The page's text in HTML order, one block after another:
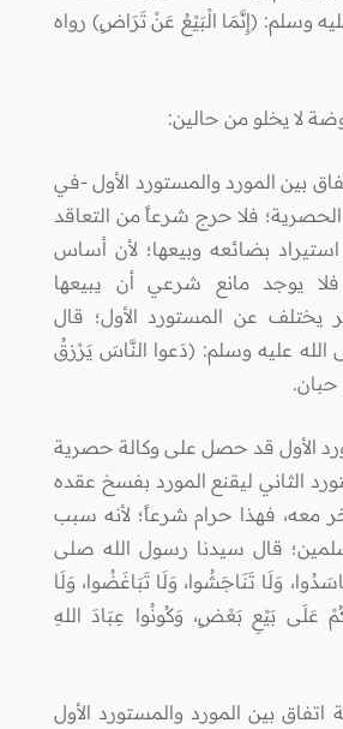
وسلم: (إِنَّمَا الْبَيْعُ عَنْ تَرَاضٍ) رواه
لا يخلو من حالين:
بين المورد والمستورد الأول -في
الحصرية؛ فلا حرج شرعاً من التعاقد
بضائعه وبيعها؛ لأن أساس
فلا يوجد مانع شرعي أن يبيعها
يختلف عن المستورد الأول؛ قال
عليه وسلم: (دَعوا النَّاسَ يَرْزقُ
حبان.
الأول قد حصل على وكالة حصرية
الثاني ليقنع المورد بفسخ عقده
معه، فهذا حرام شرعاً؛ لأنه سبب
قال سيدنا رسول الله صلى
وَلَا تَنَاجَشُوا، وَلَا تَبَاغَضُوا، وَلَا
عَلَى بَيْعِ بَعْضٍ، وَكُونُوا عِبَادَ اللهِ
اتفاق بين المورد والمستورد الأول